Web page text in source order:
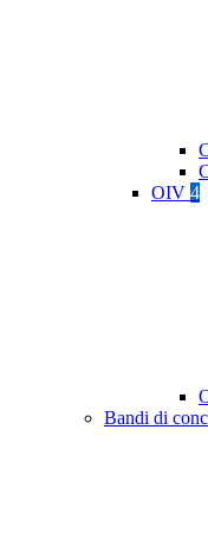
OIV 4
Bandi di